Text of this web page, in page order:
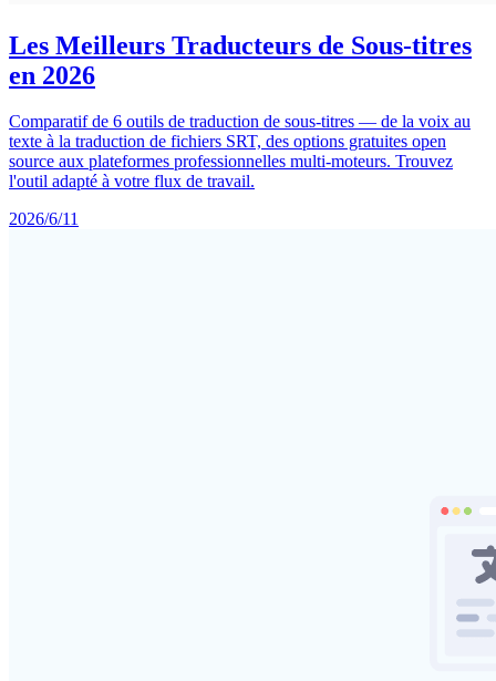
Les Meilleurs Traducteurs de Sous-titres
en 2026
Comparatif de 6 outils de traduction de sous-titres — de la voix au
texte à la traduction de fichiers SRT, des options gratuites open
source aux plateformes professionnelles multi-moteurs. Trouvez
l'outil adapté à votre flux de travail.
2026/6/11